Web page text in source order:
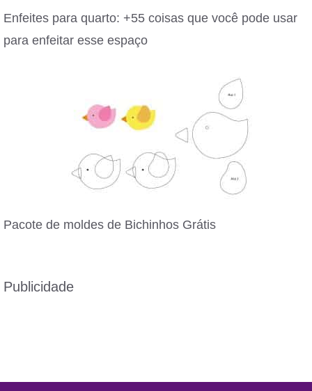
Enfeites para quarto: +55 coisas que você pode usar
para enfeitar esse espaço
Pacote de moldes de Bichinhos Grátis
Publicidade